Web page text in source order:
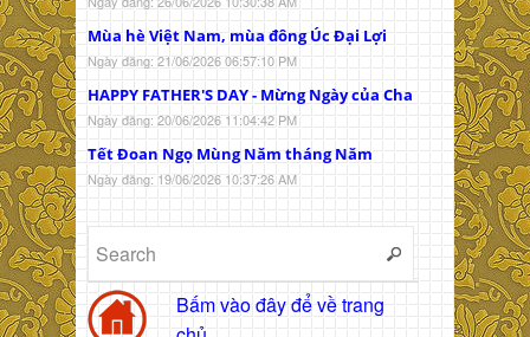
Mùa hè Việt Nam, mùa đông Úc Đại Lợi
Ngày đăng: 21/06/2026 06:57:10 PM
HAPPY FATHER'S DAY - Mừng Ngày của Cha
Ngày đăng: 20/06/2026 11:04:42 PM
Tết Đoan Ngọ Mùng Năm tháng Năm
Ngày đăng: 19/06/2026 10:37:26 AM
Bấm vào đây để về trang